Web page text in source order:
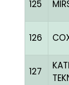
125
126
127